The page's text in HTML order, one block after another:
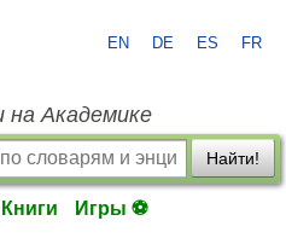
EN DE ES FR
на Академике
Найти!
Книги Игры ⚽